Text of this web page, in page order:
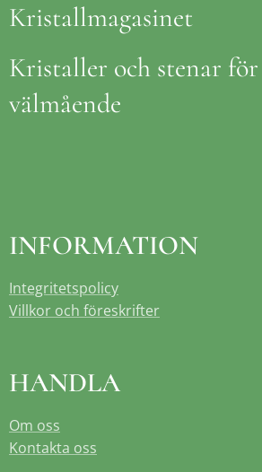
Kristallmagasinet
Kristaller och stenar
välmående
INFORMATION
Integritetspolicy
Villkor och föreskrifter
HANDLA
Om oss
Kontakta oss